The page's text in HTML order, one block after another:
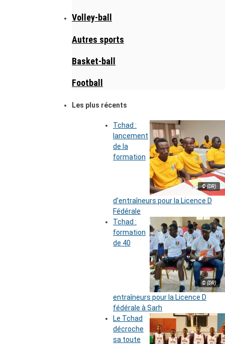
Volley-ball
Autres sports
Basket-ball
Football
Les plus récents
© (DR)
Tchad :
lancement
de la
formation
d’entraîneurs pour la Licence D
Fédérale
© (DR)
Tchad :
formation
de 40
entraîneurs pour la Licence D
fédérale à Sarh
Le Tchad
décroche
sa toute